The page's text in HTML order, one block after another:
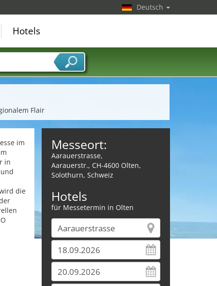
Flair
im
in
die
Messeort:
Aarauerstrasse,
Aarauerstr., CH-4600 Olten,
Solothurn, Schweiz
Hotels
für Messetermin in Olten
Deutsch
Hotels